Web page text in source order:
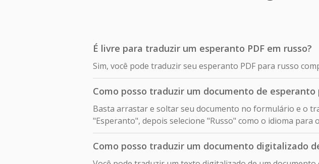
É livre para traduzir um esperanto PDF em russo?
Sim, você pode traduzir seu esperanto PDF para russo
Como posso traduzir um documento de esperanto
Basta arrastar e soltar seu documento no formulário e o
"Esperanto", depois selecione "Russo" como o idioma
Como posso traduzir um documento digitalizado